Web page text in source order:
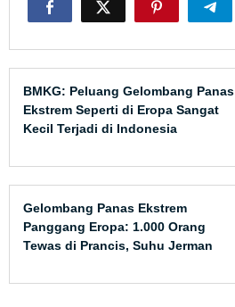
BMKG: Peluang Gelombang Panas
Ekstrem Seperti di Eropa Sangat
Kecil Terjadi di Indonesia
Gelombang Panas Ekstrem
Panggang Eropa: 1.000 Orang
Tewas di Prancis, Suhu Jerman